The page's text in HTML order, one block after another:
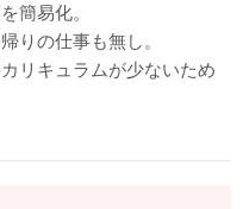
簡易化。
りの仕事も無し。
リキュラムが少ないため